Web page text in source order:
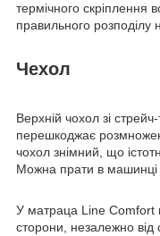
термічного скріплення
правильного
Чехол
Верхній чохол зі
перешкоджає
чохол знімний, що
Можна прати в машинці
У матраца Line Comfort
сторони, незалежно від